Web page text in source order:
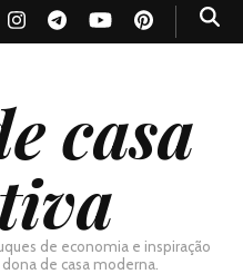
casa
de economia e inspiração
de casa moderna.